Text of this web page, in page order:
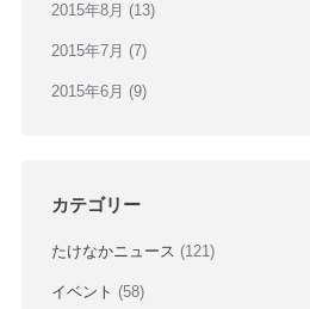
2015年8月 (13)
2015年7月 (7)
2015年6月 (9)
カテゴリー
たけなかニュース (121)
イベント (58)